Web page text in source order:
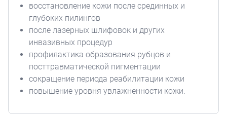
восстановление кожи после срединных и
глубоких пилингов
после лазерных шлифовок и других
инвазивных процедур
профилактика образования рубцов и
посттравматической пигментации
сокращение периода реабилитации кожи
повышение уровня увлажненности кожи.